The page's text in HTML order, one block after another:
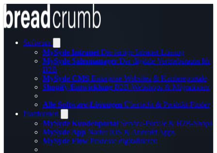
Software
MySyde Intranet Die fertige Intranet-Lösung
MySyde Salesmanager Der digitale Vertriebsraum für
B2B
MySyde CMS Enterprise Websites & Karriereportale
Shopify-Entwicklung B2B-Webshops & Migrationen
Alle Software-Lösungen Übersicht & Produkt-Finder
Plattformen
MySyde Kundenportal Service-Portale & B2B-Shops
MySyde App Native iOS & Android Apps
MySyde Flow Prozesse digitalisieren